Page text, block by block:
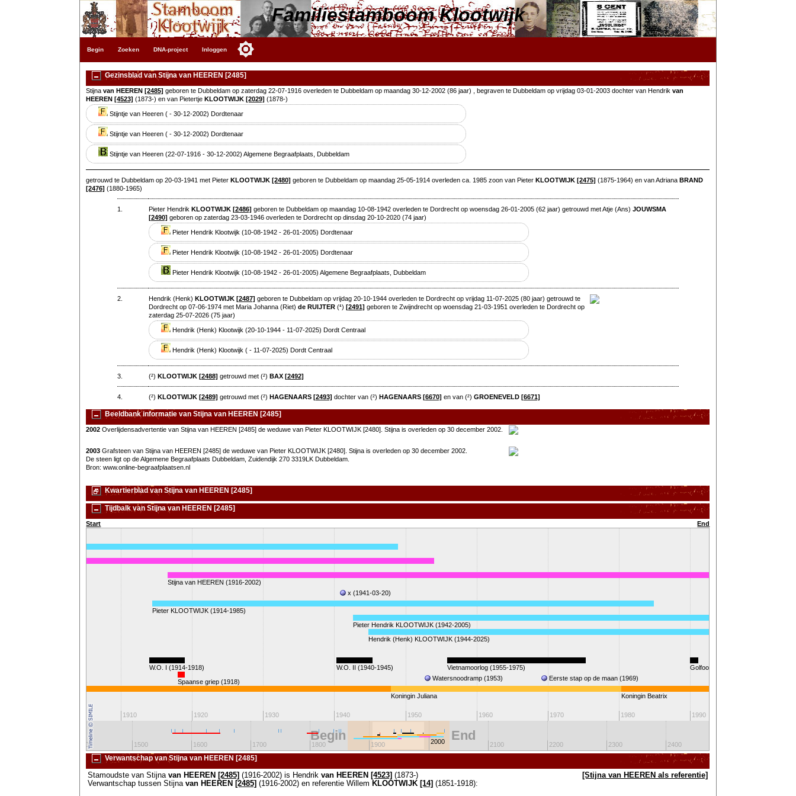
Familiestamboom Klootwijk
Begin Zoeken DNA-project Inloggen
Gezinsblad van Stijna van HEEREN [2485]
Stijnavan HEEREN [2485] geboren te Dubbeldam op zaterdag 22-07-1916 overleden te Dubbeldam op maandag 30-12-2002 (86 jaar) , begraven te Dubbeldam op vrijdag 03-01-2003 dochter van Hendrikvan
HEEREN [4523] (1873-) en van PietertjeKLOOTWIJK [2029] (1878-)
Stijntje van Heeren ( - 30-12-2002) Dordtenaar
Stijntje van Heeren ( - 30-12-2002) Dordtenaar
Stijntje van Heeren (22-07-1916 - 30-12-2002) Algemene Begraafplaats, Dubbeldam
getrouwd te Dubbeldam op 20-03-1941 met PieterKLOOTWIJK [2480] geboren te Dubbeldam op maandag 25-05-1914 overleden ca. 1985 zoon van PieterKLOOTWIJK [2475] (1875-1964) en van AdrianaBRAND
[2476] (1880-1965)
1. Pieter Hendrik KLOOTWIJK [2486] geboren te Dubbeldam op maandag 10-08-1942 overleden te Dordrecht op woensdag 26-01-2005 (62 jaar) getrouwd met Atje (Ans) JOUWSMA
[2490] geboren op zaterdag 23-03-1946 overleden te Dordrecht op dinsdag 20-10-2020 (74 jaar)
Pieter Hendrik Klootwijk (10-08-1942 - 26-01-2005) Dordtenaar
Pieter Hendrik Klootwijk (10-08-1942 - 26-01-2005) Dordtenaar
Pieter Hendrik Klootwijk (10-08-1942 - 26-01-2005) Algemene Begraafplaats, Dubbeldam
2. Hendrik (Henk) KLOOTWIJK [2487] geboren te Dubbeldam op vrijdag 20-10-1944 overleden te Dordrecht op vrijdag 11-07-2025 (80 jaar) getrouwd te
Dordrecht op 07-06-1974 met Maria Johanna (Riet) de RUIJTER(¹) [2491] geboren te Zwijndrecht op woensdag 21-03-1951 overleden te Dordrecht op
zaterdag 25-07-2026 (75 jaar)
Hendrik (Henk) Klootwijk (20-10-1944 - 11-07-2025) Dordt Centraal
Hendrik (Henk) Klootwijk ( - 11-07-2025) Dordt Centraal
3. (²) KLOOTWIJK [2488] getrouwd met (²) BAX [2492]
4. (²) KLOOTWIJK [2489] getrouwd met (²) HAGENAARS [2493] dochter van (²) HAGENAARS [6670] en van (²) GROENEVELD [6671]
Beeldbank informatie van Stijna van HEEREN [2485]
2002 Overlijdensadvertentie van Stijna van HEEREN [2485] de weduwe van Pieter KLOOTWIJK [2480]. Stijna is overleden op 30 december 2002.
2003 Grafsteen van Stijna van HEEREN [2485] de weduwe van Pieter KLOOTWIJK [2480]. Stijna is overleden op 30 december 2002.
De steen ligt op de Algemene Begraafplaats Dubbeldam, Zuidendijk 270 3319LK Dubbeldam.
Bron: www.online-begraafplaatsen.nl
Kwartierblad van Stijna van HEEREN [2485]
Tijdbalk van Stijna van HEEREN [2485]
Start End
1910 1920 1930 1940 1950 1960 1970 1980 1990
Golfoorlog
Koningin Beatrix
Eerste stap op de maan (1969)
Vietnamoorlog (1955-1975)
Watersnoodramp (1953)
Koningin Juliana
Hendrik (Henk) KLOOTWIJK (1944-2025)
Pieter Hendrik KLOOTWIJK (1942-2005)
x (1941-03-20)
W.O. II (1940-1945)
Spaanse griep (1918)
Stijna van HEEREN (1916-2002)
Pieter KLOOTWIJK (1914-1985)
W.O. I (1914-1918)
1400 1500 1600 1700 1800 1900 2000 2100 2200 2300 2400
Begin End
Verwantschap van Stijna van HEEREN [2485]
Stamoudste van Stijnavan HEEREN [2485] (1916-2002) is Hendrikvan HEEREN [4523] (1873-)
Verwantschap tussen Stijnavan HEEREN [2485] (1916-2002) en referentie Willem KLOOTWIJK [14] (1851-1918):
[Stijna van HEEREN als referentie]